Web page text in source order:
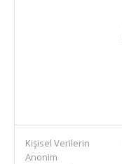
Kişisel Verilerin
Anonim